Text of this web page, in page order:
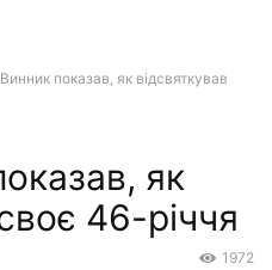
показав, як відсвяткував
як
46-річчя
1972